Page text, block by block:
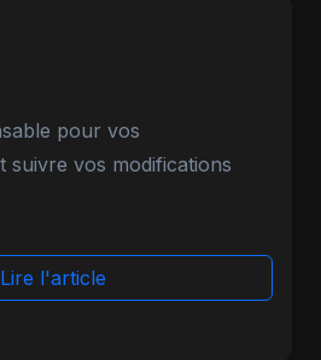
pour vos
suivre vos modifications
Lire l'article